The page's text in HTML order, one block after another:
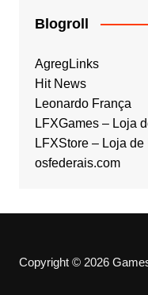
Blogroll
AgregLinks
Hit News
Leonardo França
LFXGames – Loja
LFXStore – Loja de
osfederais.com
Copyright © 2026